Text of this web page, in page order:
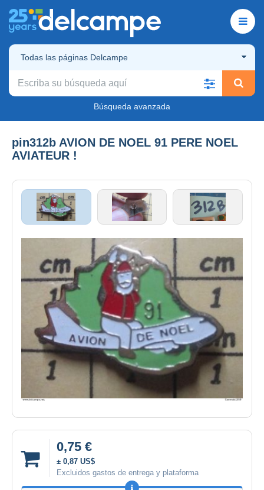
Todas las páginas Delcampe
Búsqueda avanzada
pin312b AVION DE NOEL 91 PERE NOEL
AVIATEUR !
0,75 €
± 0,87 US$
Excluidos gastos de entrega y plataforma